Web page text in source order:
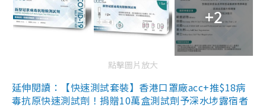
+2
點擊圖片放大
延伸閱讀：【快速測試套裝】香港口罩廠acc+推$18病
毒抗原快速測試劑！捐贈10萬盒測試劑予深水埗露宿者